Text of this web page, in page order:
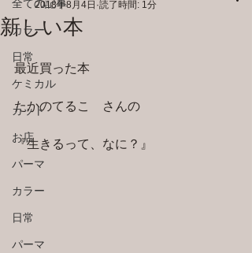
全ての記事
カラー
日常
ケミカル
カット
お店
パーマ
カラー
日常
パーマ
新しい本
2018年8月4日 読了時間: 1分
最近買った本
たかのてるこ　さんの
『生きるって、なに？』